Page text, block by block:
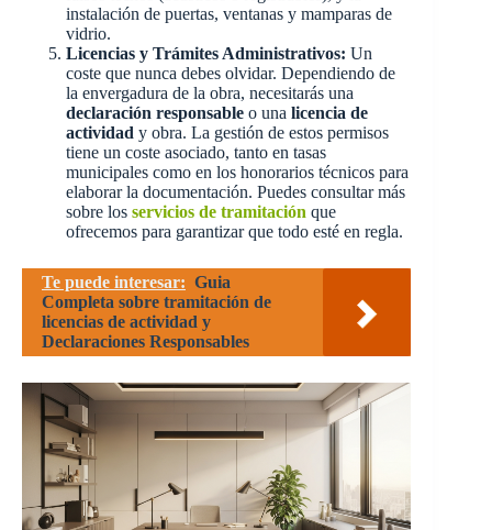
instalación de puertas, ventanas y mamparas de
vidrio.
Licencias y Trámites Administrativos: Un
coste que nunca debes olvidar. Dependiendo de
la envergadura de la obra, necesitarás una
declaración responsable o una licencia de
actividad y obra. La gestión de estos permisos
tiene un coste asociado, tanto en tasas
municipales como en los honorarios técnicos para
elaborar la documentación. Puedes consultar más
sobre los servicios de tramitación que
ofrecemos para garantizar que todo esté en regla.
Te puede interesar: Guia
Completa sobre tramitación de
licencias de actividad y
Declaraciones Responsables